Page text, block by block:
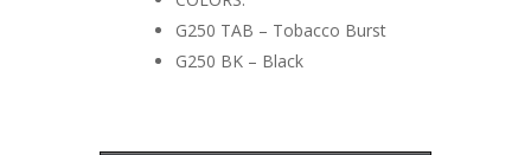
G250 TAB – Tobacco Burst
G250 BK – Black